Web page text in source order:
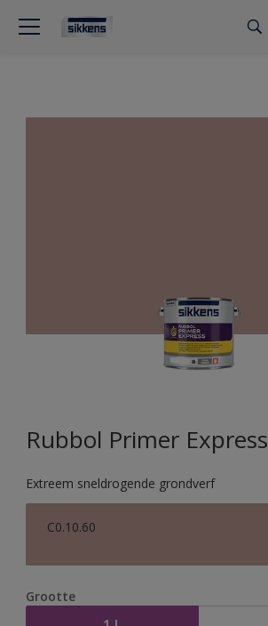
Rubbol Primer Express
Extreem sneldrogende grondverf
C0.10.60
Grootte